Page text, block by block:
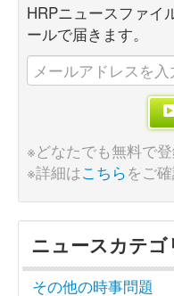
HRPニュースファイ
ールで届きます。
※どなたでも無料で
※詳細はこちらをご
ニュースカテゴ
その他の時事問題